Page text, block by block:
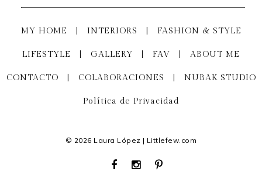
MY HOME INTERIORS FASHION & STYLE
LIFESTYLE GALLERY FAV ABOUT ME
CONTACTO COLABORACIONES NUBAK STUDIO
Política de Privacidad
© 2026 Laura López | Littlefew.com